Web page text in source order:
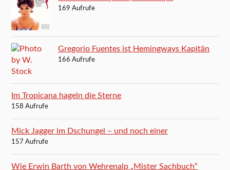
169 Aufrufe
Gregorio Fuentes ist Hemingways Kapitän
166 Aufrufe
Im Tropicana hageln die Sterne
158 Aufrufe
Mick Jagger im Dschungel – und noch einer
157 Aufrufe
Wie Erwin Barth von Wehrenalp „Mister Sachbuch“